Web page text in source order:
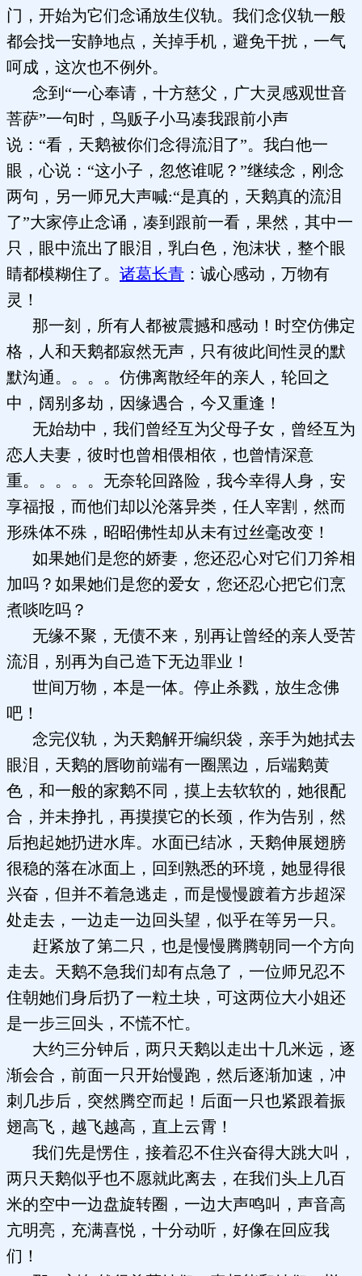
门，开始为它们念诵放生仪轨。我们念仪轨一般
都会找一安静地点，关掉手机，避免干扰，一气
呵成，这次也不例外。
念到“一心奉请，十方慈父，广大灵感观世音
菩萨”一句时，鸟贩子小马凑我跟前小声
说：“看，天鹅被你们念得流泪了”。我白他一
眼，心说：“这小子，忽悠谁呢？”继续念，刚念
两句，另一师兄大声喊:“是真的，天鹅真的流泪
了”大家停止念诵，凑到跟前一看，果然，其中一
只，眼中流出了眼泪，乳白色，泡沫状，整个眼
睛都模糊住了。 诸葛长青 ：诚心感动，万物有
灵！
那一刻，所有人都被震撼和感动！时空仿佛定
格，人和天鹅都寂然无声，只有彼此间性灵的默
默沟通。。。。仿佛离散经年的亲人，轮回之
中，阔别多劫，因缘遇合，今又重逢！
无始劫中，我们曾经互为父母子女，曾经互为
恋人夫妻，彼时也曾相偎相依，也曾情深意
重。。。。。无奈轮回路险，我今幸得人身，安
享福报，而他们却以沦落异类，任人宰割，然而
形殊体不殊，昭昭佛性却从未有过丝毫改变！
如果她们是您的娇妻，您还忍心对它们刀斧相
加吗？如果她们是您的爱女，您还忍心把它们烹
煮啖吃吗？
无缘不聚，无债不来，别再让曾经的亲人受苦
流泪，别再为自己造下无边罪业！
世间万物，本是一体。停止杀戮，放生念佛
吧！
念完仪轨，为天鹅解开编织袋，亲手为她拭去
眼泪，天鹅的唇吻前端有一圈黑边，后端鹅黄
色，和一般的家鹅不同，摸上去软软的，她很配
合，并未挣扎，再摸摸它的长颈，作为告别，然
后抱起她扔进水库。水面已结冰，天鹅伸展翅膀
很稳的落在冰面上，回到熟悉的环境，她显得很
兴奋，但并不着急逃走，而是慢慢踱着方步超深
处走去，一边走一边回头望，似乎在等另一只。
赶紧放了第二只，也是慢慢腾腾朝同一个方向
走去。天鹅不急我们却有点急了，一位师兄忍不
住朝她们身后扔了一粒土块，可这两位大小姐还
是一步三回头，不慌不忙。
大约三分钟后，两只天鹅以走出十几米远，逐
渐会合，前面一只开始慢跑，然后逐渐加速，冲
刺几步后，突然腾空而起！后面一只也紧跟着振
翅高飞，越飞越高，直上云霄！
我们先是愣住，接着忍不住兴奋得大跳大叫，
两只天鹅似乎也不愿就此离去，在我们头上几百
米的空中一边盘旋转圈，一边大声鸣叫，声音高
亢明亮，充满喜悦，十分动听，好像在回应我
们！